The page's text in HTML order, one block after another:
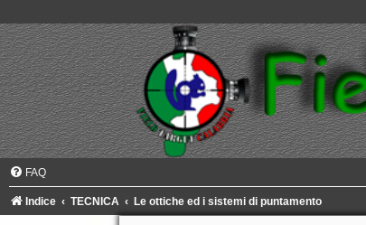
FAQ
Indice TECNICA Le ottiche ed i sistemi di puntamento